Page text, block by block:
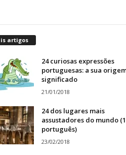
artigos
24 curiosas expressões
portuguesas: a sua
significado
21/01/2018
24 dos lugares mais
assustadores do mundo
português)
23/02/2018